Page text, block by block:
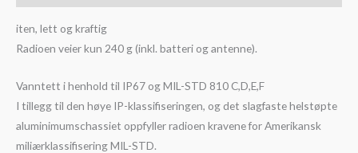
iten, lett og kraftig
Radioen veier kun 240 g (inkl. batteri og antenne).
Vanntett i henhold til IP67 og MIL-STD 810 C,D,E,F
I tillegg til den høye IP-klassifiseringen, og det slagfaste helstøpte
aluminimumschassiet oppfyller radioen kravene for Amerikansk
miliærklassifisering MIL-STD.